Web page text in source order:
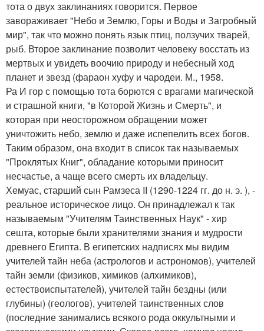
тота о двух заклинаниях говорится. Первое
завораживает "Небо и Землю, Горы и Воды и Загробный
мир", так что можно понять язык птиц, ползучих тварей,
рыб. Второе заклинание позволит человеку восстать из
мертвых и увидеть воочию природу и небесный ход
планет и звезд (фараон хуфу и чародеи. М., 1958.
Ра И гор с помощью тота борются с врагами магической
и страшной книги, "в Которой Жизнь и Смерть", и
которая при неосторожном обращении может
уничтожить небо, землю и даже испепелить всех богов.
Таким образом, она входит в список так называемых
"Проклятых Книг", обладание которыми приносит
несчастье, а чаще всего смерть их владельцу.
Хемуас, старший сын Рамзеса II (1290-1224 гг. до н. э. ), -
реальное историческое лицо. Он принадлежал к так
называемым "Учителям Таинственных Наук" - хир
сешта, которые были хранителями знания и мудрости
древнего Египта. В египетских надписях мы видим
учителей тайн неба (астрологов и астрономов), учителей
тайн земли (физиков, химиков (алхимиков),
естествоиспытателей), учителей тайн бездны (или
глубины) (геологов), учителей таинственных слов
(последние занимались всякого рода оккультными и